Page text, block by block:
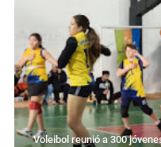
Voleibol reunió a 300